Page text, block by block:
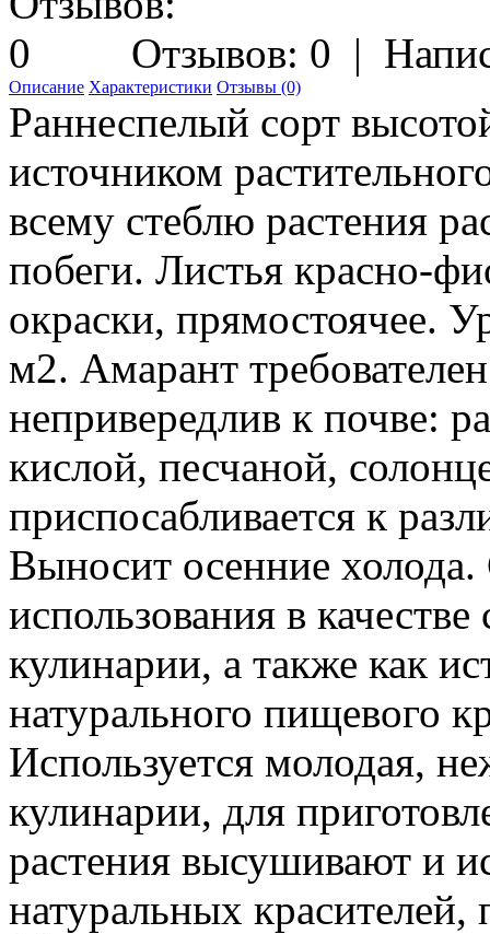
Отзывов: 0 |
Описание Характеристики Отзывы (0)
Раннеспелый сорт
источником
всему стеблю растения
побеги. Листья красно-
окраски, прямостоячее.
м2. Амарант
непривередлив к почве:
кислой, песчаной,
приспосабливается к
Выносит осенние холода.
использования в
кулинарии, а также как
натурального пищевого
Используется молодая,
кулинарии, для
растения высушивают и
натуральных